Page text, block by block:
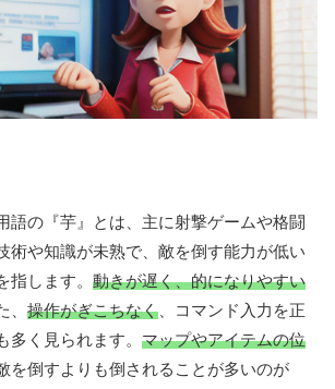
語の『芋』とは、主に射撃ゲームや格闘
術や知識が未熟で、敵を倒す能力が低い
指します。 動きが遅く、的になりやすい
操作がぎこちなく 、コマンド入力を正
多く見られます。 マップやアイテムの位
を倒すよりも倒されることが多いのが